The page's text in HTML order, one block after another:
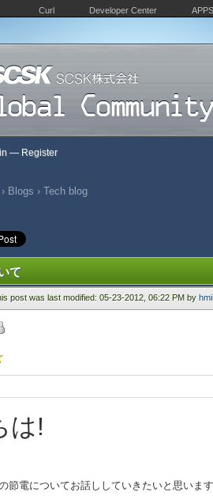
Curl Developer Center
— Register
› Blogs › Tech blog
て
post was last modified: 05-23-2012, 06:22 PM by
は!
節電についてお話ししていきたいと思います